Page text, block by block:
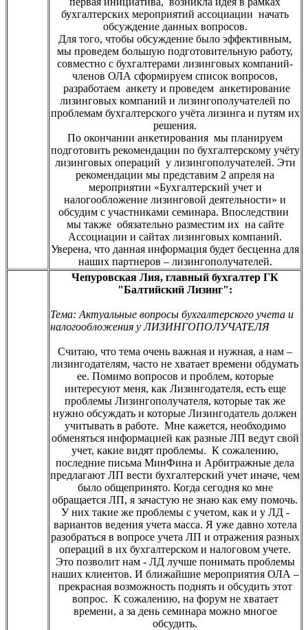
бухгалтерских мероприятий ассоциации начать
обсуждение данных вопросов.
Для того, чтобы обсуждение было эффективным,
мы проведем большую подготовительную работу,
совместно с бухгалтерами лизинговых компаний-
членов ОЛА сформируем список вопросов,
разработаем анкету и проведем анкетирование
лизинговых компаний и лизингополучателей по
проблемам бухгалтерского учёта лизинга и путям их
решения.
По окончании анкетирования мы планируем
подготовить рекомендации по бухгалтерскому учёту
лизинговых операций у лизингополучателей. Эти
рекомендации мы представим 2 апреля на
мероприятии «Бухгалтерский учет и
налогообложение лизинговой деятельности» и
обсудим с участниками семинара. Впоследствии
мы также обязательно разместим их на сайте
Ассоциации и сайтах лизинговых компаний.
Уверена, что данная информация будет бесценна для
наших партнеров – лизингополучателей.
Чепуровская Лия, главный бухгалтер ГК
"Балтийский Лизинг":
Тема: Актуальные вопросы бухгалтерского учета и
налогообложения у ЛИЗИНГОПОЛУЧАТЕЛЯ
Считаю, что тема очень важная и нужная, а нам –
лизингодателям, часто не хватает времени обдумать
ее. Помимо вопросов и проблем, которые
интересуют меня, как Лизингодателя, есть еще
проблемы Лизингополучателя, которые так же
нужно обсуждать и которые Лизингодатель должен
учитывать в работе. Мне кажется, необходимо
обменяться информацией как разные ЛП ведут свой
учет, какие видят проблемы. К сожалению,
последние письма МинФина и Арбитражные дела
предлагают ЛП вести бухгалтерский учет иначе, чем
было общепринято. Когда сегодня ко мне
обращается ЛП, я зачастую не знаю как ему помочь.
У них такие же проблемы с учетом, как и у ЛД -
вариантов ведения учета масса. Я уже давно хотела
разобраться в вопросе учета ЛП и отражения разных
операций в их бухгалтерском и налоговом учете.
Это позволит нам - ЛД лучше понимать проблемы
наших клиентов. И ближайшие мероприятия ОЛА –
прекрасная возможность поднять и обсудить этот
вопрос. К сожалению, на форум не хватает
времени, а за день семинара можно многое
обсудить.